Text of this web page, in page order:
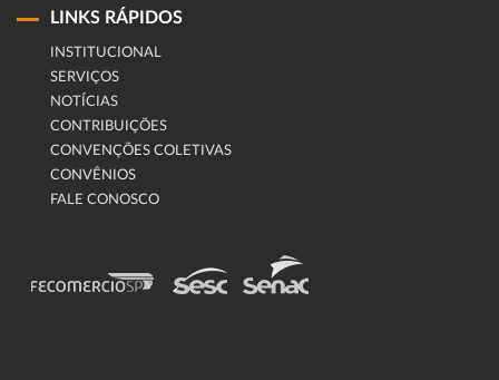
LINKS RÁPIDOS
INSTITUCIONAL
SERVIÇOS
NOTÍCIAS
CONTRIBUIÇÕES
CONVENÇÕES COLETIVAS
CONVÊNIOS
FALE CONOSCO